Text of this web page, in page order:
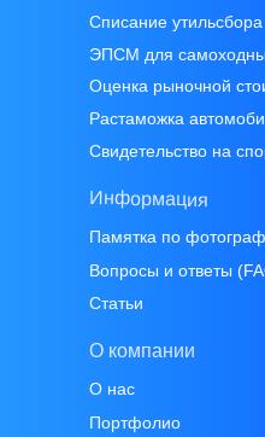
Информация
Памятка по
Вопросы и ответы
Статьи
О компании
О нас
Портфолио
Списание утильсбора
ЭПСМ для
Оценка рыночной
Растаможка
Свидетельство на